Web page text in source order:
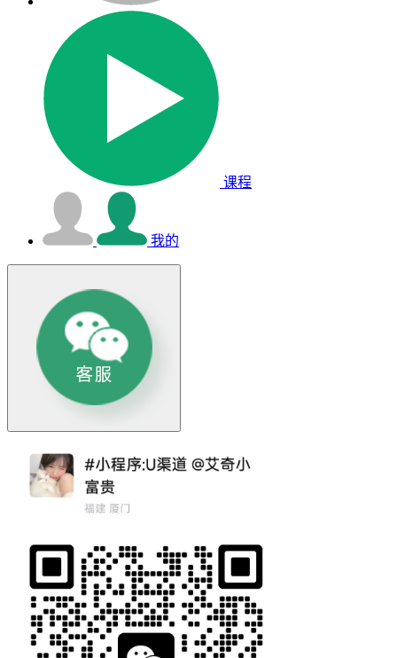
课程
我的